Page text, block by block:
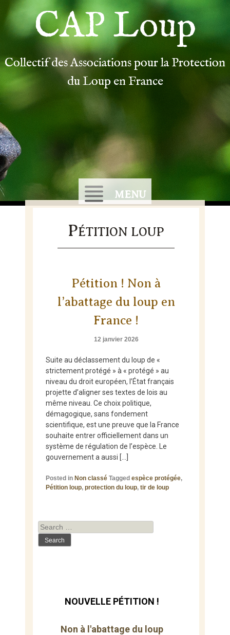
CAP Loup
Collectif des Associations pour la Protection
du Loup en France
MENU
Skip
PÉTITION LOUP
Pétition ! Non à
l’abattage du loup en
France !
12 janvier 2026
Suite au déclassement du loup de «
strictement protégé » à « protégé » au
niveau du droit européen, l’État français
projette d’aligner ses textes de lois au
même niveau. Ce choix politique,
démagogique, sans fondement
scientifique, est une preuve que la France
souhaite entrer officiellement dans un
système de régulation de l’espèce. Le
gouvernement a aussi […]
Posted in Non classé Tagged espèce protégée,
Pétition loup, protection du loup, tir de loup
Search
for:
NOUVELLE PÉTITION !
Non à l'abattage du loup